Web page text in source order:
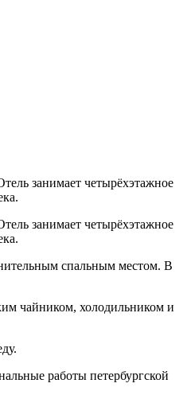
занимает четырёхэтажное
занимает четырёхэтажное
спальным местом. В
чайником, холодильником и
работы петербургской